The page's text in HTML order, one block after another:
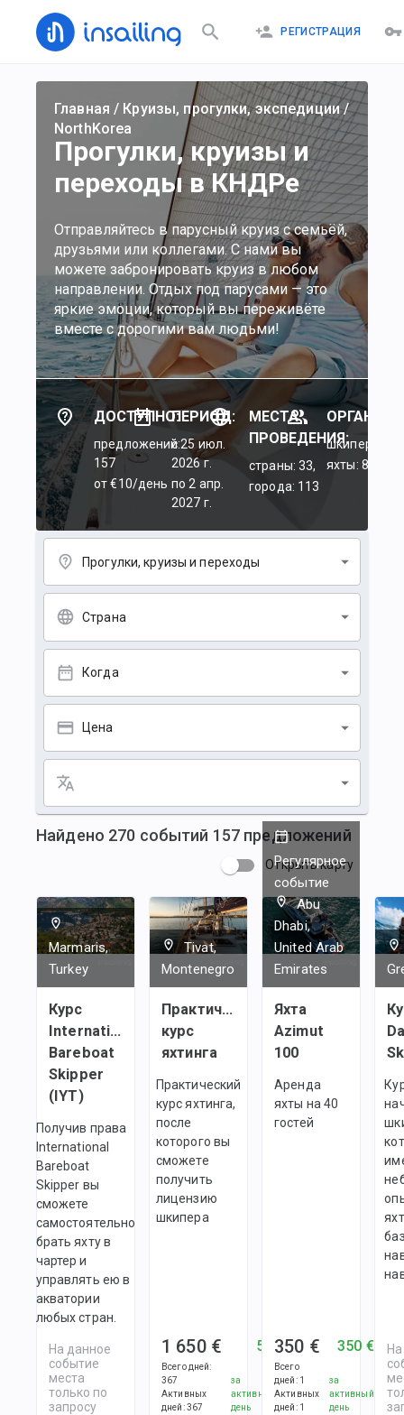
РЕГИСТРАЦИЯ
Главная / Круизы, прогулки, экспедиции/
NorthKorea
Прогулки, круизы и
переходы в КНДРе
Отправляйтесь в парусный круиз с семьёй,
друзьями или коллегами. С нами вы
можете забронировать круиз в любом
направлении. Отдых под парусами — это
яркие эмоции, который вы переживёте
вместе с дорогими вам людьми!
ДОСТУПНО:
предложений:
157
от €10/день
ПЕРИОД:
c 25 июл.
2026 г.
по 2 апр.
2027 г.
МЕСТА
ПРОВЕДЕНИЯ:
страны: 33,
города: 113
шкиперы: 45,
яхты: 84
Прогулки, круизы и переходы
Страна
Когда
Цена
Найдено 270 событий 157 предложений
Открыть карту
Marmaris,
Turkey
Курс
International
Bareboat
Skipper
(IYT)
Получив права
International
Bareboat
Skipper вы
сможете
самостоятельно
брать яхту в
чартер и
управлять ею в
акватории
любых стран.
На данное
событие
места
только по
запросу
Tivat,
Montenegro
Практический
курс
яхтинга
Практический
курс яхтинга,
после
которого вы
сможете
получить
лицензию
шкипера
1 650 €
Всего дней:
367
Активных
дней:367
5 €
за
активный
день
Регулярное
событие
Abu
Dhabi,
United Arab
Emirates
Яхта
Azimut
100
Аренда
яхты на 40
гостей
350 €
Всего
дней: 1
Активных
дней: 1
350 €
за
активный
день